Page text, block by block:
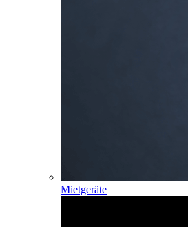
Mietgeräte